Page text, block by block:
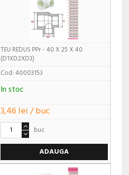
TEU REDUS PPr - 40 X 25 X 40
(D1XD2XD3)
Cod: 40003153
In stoc
3,46 lei / buc
buc
ADAUGA